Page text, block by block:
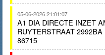
05-06-2026 21:01:07
A1 DIA DIRECTE INZET
RUYTERSTRAAT
86715